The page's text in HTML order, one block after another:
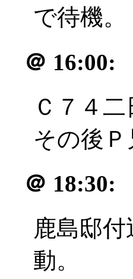
で待機。
＠ 16:00:
Ｃ７４二
その後
＠ 18:30:
鹿島邸
動。